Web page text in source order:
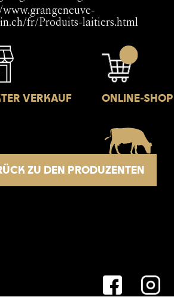
fr/Produits-laitiers.html
VERKAUF ONLINE-SHOP
ZU DEN PRODUZENTEN